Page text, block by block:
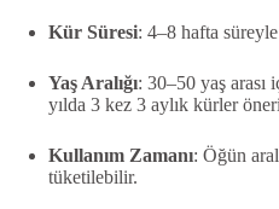
Kür Süresi: 4–8 hafta
Yaş Aralığı: 30–50 yaş arası
yılda 3 kez 3 aylık kürler
Kullanım Zamanı: Öğün
tüketilebilir.